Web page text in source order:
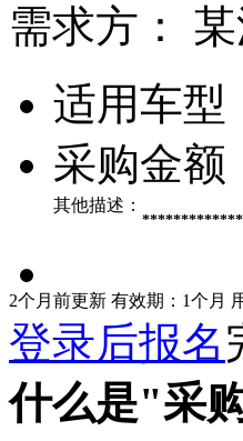
需求方：
适用车型
采购金额
其他描述：
2个月前更新 有效期：1个月
登录后报名
什么是"采